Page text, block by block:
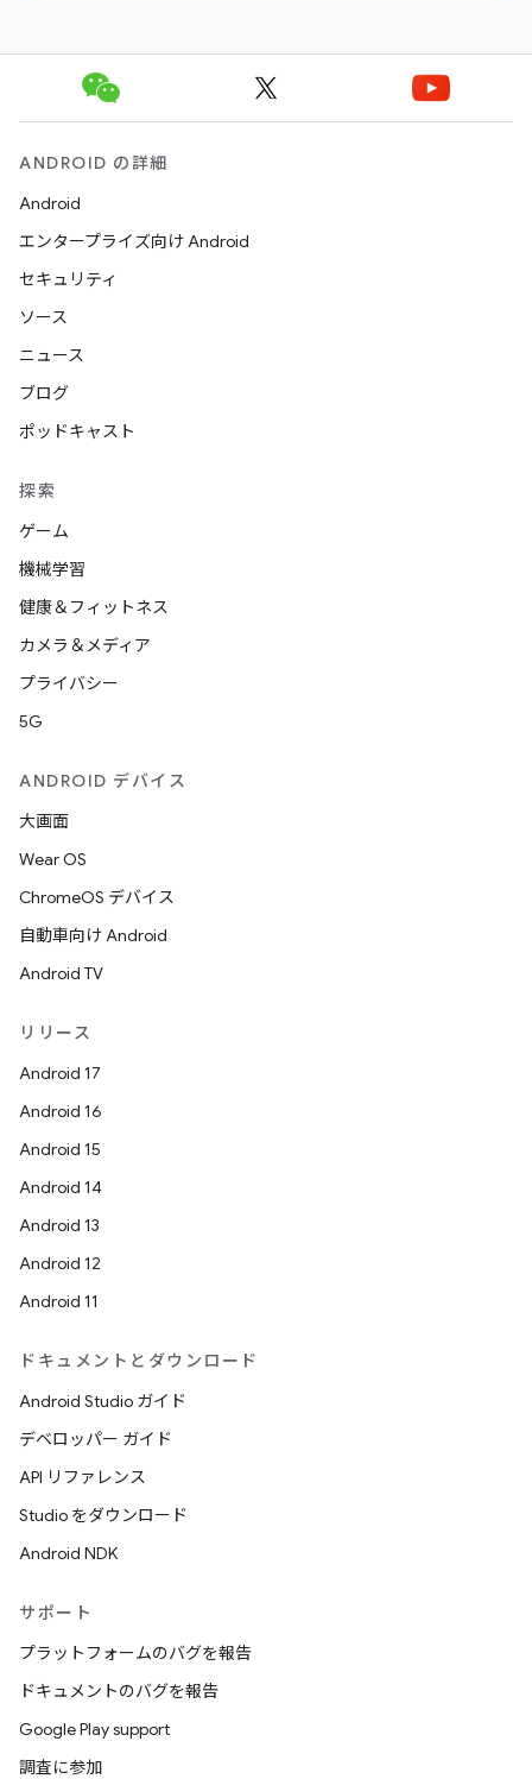
ANDROID の詳細
Android
エンタープライズ向け Android
セキュリティ
ソース
ニュース
ブログ
ポッドキャスト
探索
ゲーム
機械学習
健康＆フィットネス
カメラ＆メディア
プライバシー
5G
ANDROID デバイス
大画面
Wear OS
ChromeOS デバイス
自動車向け Android
Android TV
リリース
Android 17
Android 16
Android 15
Android 14
Android 13
Android 12
Android 11
ドキュメントとダウンロード
Android Studio ガイド
デベロッパー ガイド
API リファレンス
Studio をダウンロード
Android NDK
サポート
プラットフォームのバグを報告
ドキュメントのバグを報告
Google Play support
調査に参加